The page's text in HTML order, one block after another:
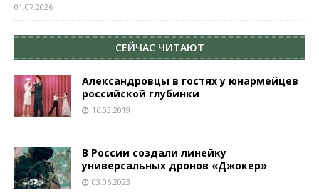
01.07.2026
СЕЙЧАС ЧИТАЮТ
Александровцы в гостях у юнармейцев
российской глубинки
16.03.2019
В России создали линейку
универсальных дронов «Джокер»
03.06.2023